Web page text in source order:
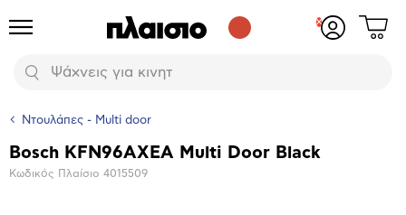
Προϊόντα
Αναζήτηση
Δες
Ντουλάπες - Multi door
Βασικά
Bosch KFN96AXEA Multi Door Black
Κωδικός Πλαίσιο 4015509